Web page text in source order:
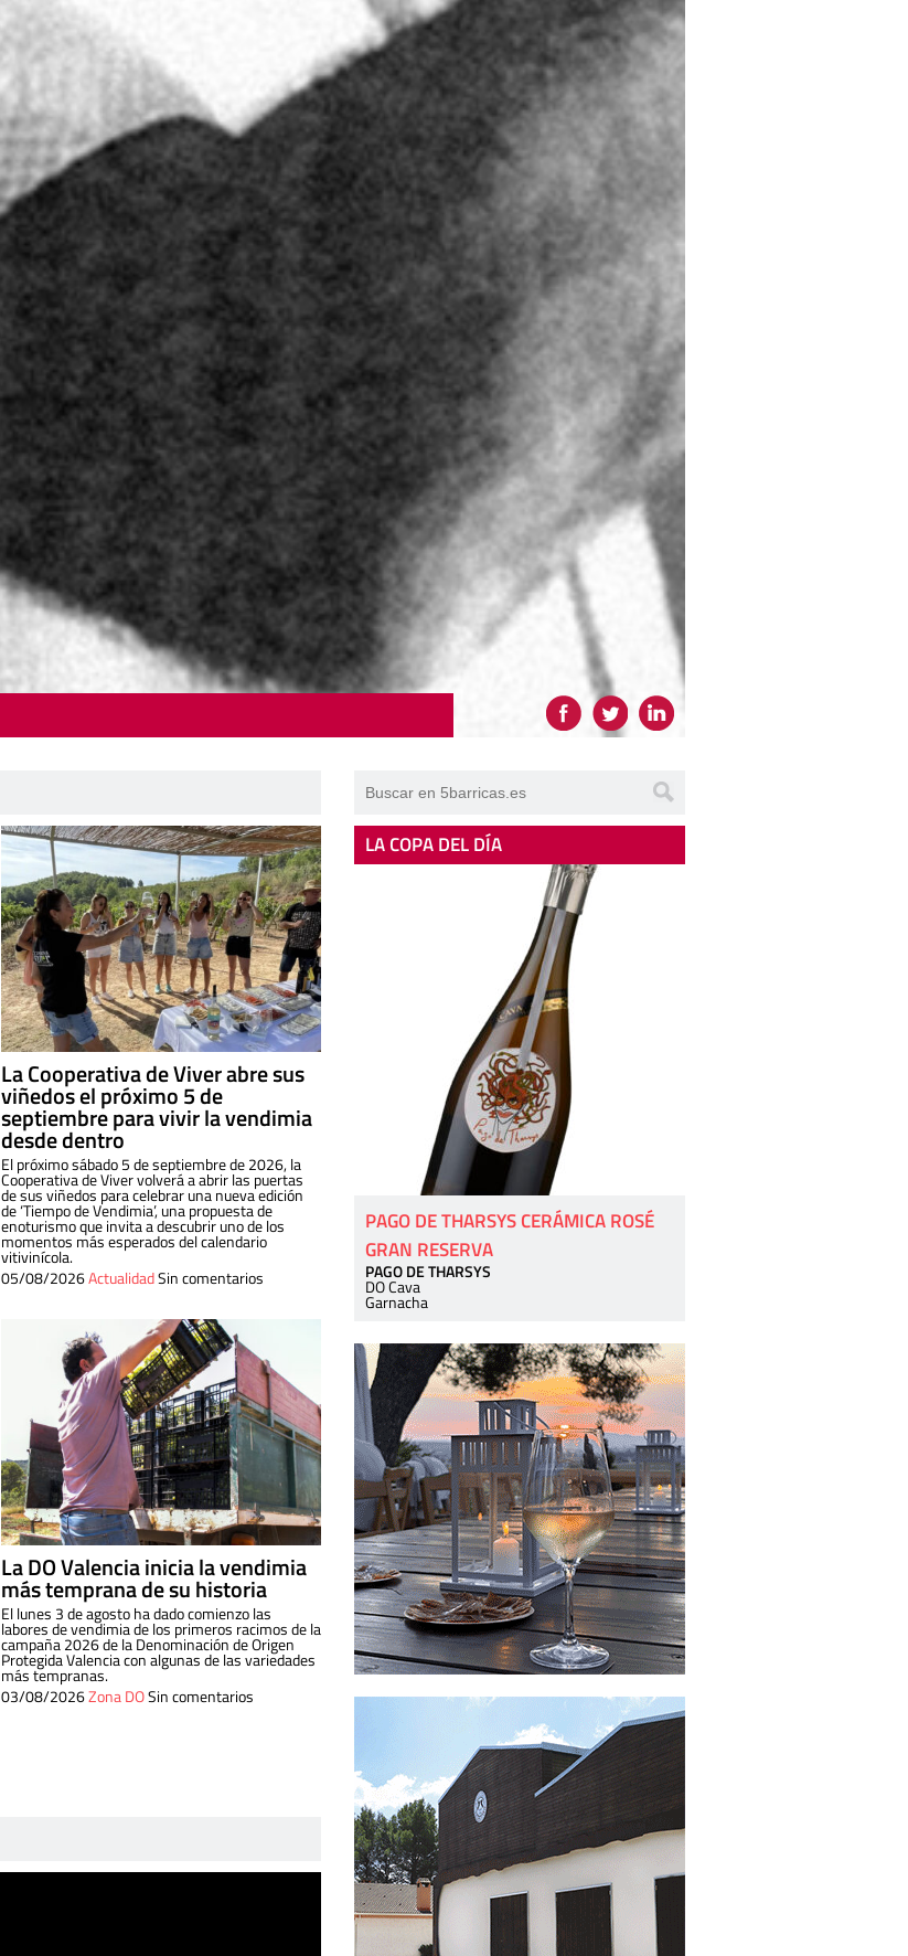
La Cooperativa de Viver abre sus
viñedos el próximo 5 de
septiembre para vivir la vendimia
desde dentro
El próximo sábado 5 de septiembre de 2026, la
Cooperativa de Viver volverá a abrir las puertas
de sus viñedos para celebrar una nueva edición
de ‘Tiempo de Vendimia’, una propuesta de
enoturismo que invita a descubrir uno de los
momentos más esperados del calendario
vitivinícola.
05/08/2026ActualidadSin comentarios
La DO Valencia inicia la vendimia
más temprana de su historia
El lunes 3 de agosto ha dado comienzo las
labores de vendimia de los primeros racimos de la
campaña 2026 de la Denominación de Origen
Protegida Valencia con algunas de las variedades
más tempranas.
03/08/2026Zona DOSin comentarios
LA COPA DEL DÍA
PAGO DE THARSYS CERÁMICA ROSÉ
GRAN RESERVA
PAGO DE THARSYS
DO Cava
Garnacha